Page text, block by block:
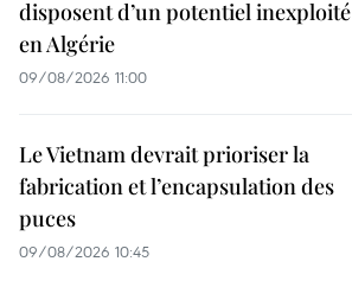
disposent d’un potentiel inexploité
en Algérie
09/08/2026 11:00
Le Vietnam devrait prioriser la
fabrication et l’encapsulation des
puces
09/08/2026 10:45